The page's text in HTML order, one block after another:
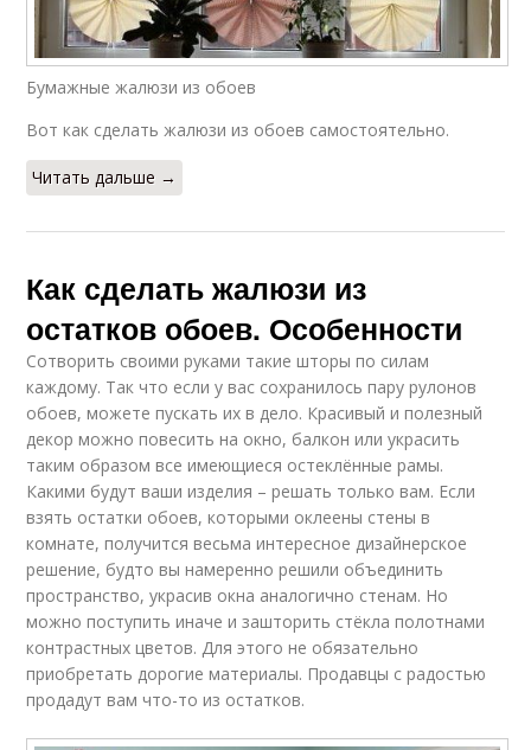
Бумажные жалюзи из обоев
Вот как сделать жалюзи из обоев самостоятельно.
Читать дальше →
Как сделать жалюзи из
остатков обоев. Особенности
Сотворить своими руками такие шторы по силам
каждому. Так что если у вас сохранилось пару рулонов
обоев, можете пускать их в дело. Красивый и полезный
декор можно повесить на окно, балкон или украсить
таким образом все имеющиеся остеклённые рамы.
Какими будут ваши изделия – решать только вам. Если
взять остатки обоев, которыми оклеены стены в
комнате, получится весьма интересное дизайнерское
решение, будто вы намеренно решили объединить
пространство, украсив окна аналогично стенам. Но
можно поступить иначе и зашторить стёкла полотнами
контрастных цветов. Для этого не обязательно
приобретать дорогие материалы. Продавцы с радостью
продадут вам что-то из остатков.